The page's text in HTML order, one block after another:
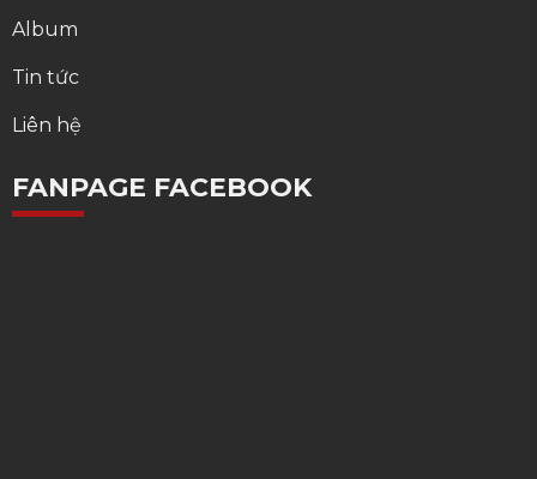
Album
Tin tức
Liên hệ
FANPAGE FACEBOOK